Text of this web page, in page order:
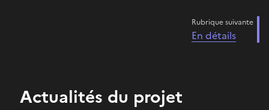
Rubrique suivante
En détails
Actualités du projet